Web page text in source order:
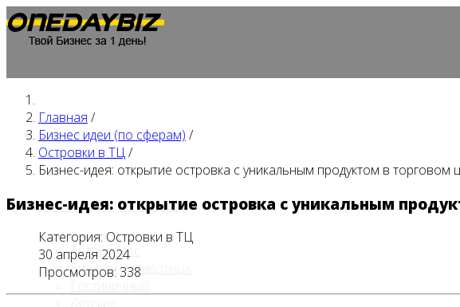
Главная
Бизнес идеи (по сферам)
Автобизнес
Бизнес на животных
Гостиничный
Главная /
Бизнес идеи (по сферам) /
Островки в ТЦ/
Бизнес-идея: открытие островка с уникальным продуктом в торговом
Бизнес-идея: открытие островка с уникальным
Категория: Островки в ТЦ
30 апреля 2024
Просмотров: 338